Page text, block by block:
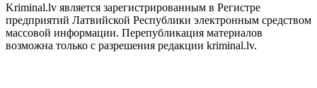
Kriminal.lv является зарегистрированным в Регистре
предприятий Латвийской Республики электронным средством
массовой информации. Перепубликация материалов
возможна только с разрешения редакции kriminal.lv.